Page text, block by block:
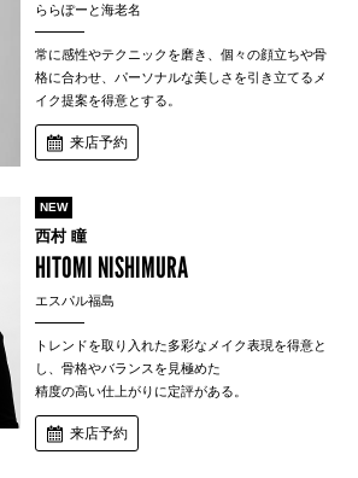
ららぽーと海老名
常に感性やテクニックを磨き、個々の顔立ちや骨
格に合わせ、パーソナルな美しさを引き立てるメ
イク提案を得意とする。
来店予約
NEW
西村 瞳
HITOMI NISHIMURA
エスパル福島
トレンドを取り入れた多彩なメイク表現を得意と
し、骨格やバランスを見極めた
精度の高い仕上がりに定評がある。
来店予約